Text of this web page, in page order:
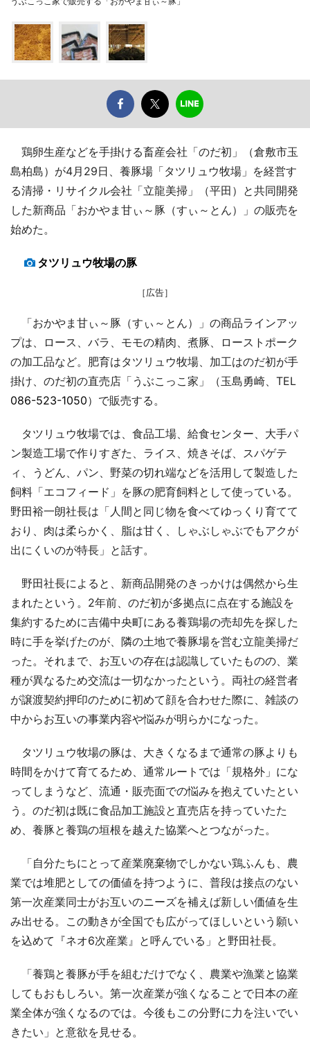
鶏卵生産などを手掛ける畜産会社「のだ初」（倉敷市玉
島柏島）が4月29日、養豚場「タツリュウ牧場」を経営す
る清掃・リサイクル会社「立龍美掃」（平田）と共同開発
した新商品「おかやま甘ぃ～豚（すぃ～とん）」の販売を
始めた。
タツリュウ牧場の豚
［広告］
「おかやま甘ぃ～豚（すぃ～とん）」の商品ラインアッ
プは、ロース、バラ、モモの精肉、煮豚、ローストポーク
の加工品など。肥育はタツリュウ牧場、加工はのだ初が手
掛け、のだ初の直売店「うぶこっこ家」（玉島勇崎、TEL
086-523-1050）で販売する。
タツリュウ牧場では、食品工場、給食センター、大手パ
ン製造工場で作りすぎた、ライス、焼きそば、スパゲテ
ィ、うどん、パン、野菜の切れ端などを活用して製造した
飼料「エコフィード」を豚の肥育飼料として使っている。
野田裕一朗社長は「人間と同じ物を食べてゆっくり育てて
おり、肉は柔らかく、脂は甘く、しゃぶしゃぶでもアクが
出にくいのが特長」と話す。
野田社長によると、新商品開発のきっかけは偶然から生
まれたという。2年前、のだ初が多拠点に点在する施設を
集約するために吉備中央町にある養鶏場の売却先を探した
時に手を挙げたのが、隣の土地で養豚場を営む立龍美掃だ
った。それまで、お互いの存在は認識していたものの、業
種が異なるため交流は一切なかったという。両社の経営者
が譲渡契約押印のために初めて顔を合わせた際に、雑談の
中からお互いの事業内容や悩みが明らかになった。
タツリュウ牧場の豚は、大きくなるまで通常の豚よりも
時間をかけて育てるため、通常ルートでは「規格外」にな
ってしまうなど、流通・販売面での悩みを抱えていたとい
う。のだ初は既に食品加工施設と直売店を持っていたた
め、養豚と養鶏の垣根を越えた協業へとつながった。
「自分たちにとって産業廃棄物でしかない鶏ふんも、農
業では堆肥としての価値を持つように、普段は接点のない
第一次産業同士がお互いのニーズを補えば新しい価値を生
み出せる。この動きが全国でも広がってほしいという願い
を込めて『ネオ6次産業』と呼んでいる」と野田社長。
「養鶏と養豚が手を組むだけでなく、農業や漁業と協業
してもおもしろい。第一次産業が強くなることで日本の産
業全体が強くなるのでは。今後もこの分野に力を注いでい
きたい」と意欲を見せる。